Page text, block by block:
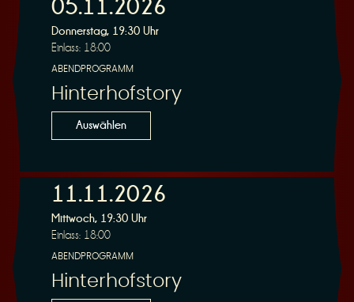
05.11.2026
Donnerstag, 19:30 Uhr
Einlass: 18:00
ABENDPROGRAMM
Hinterhofstory
Auswählen
11.11.2026
Mittwoch, 19:30 Uhr
Einlass: 18:00
ABENDPROGRAMM
Hinterhofstory